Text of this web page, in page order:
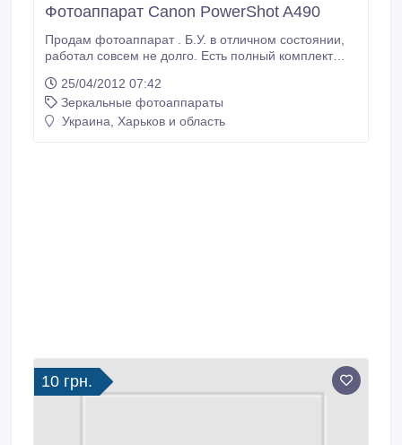
Фотоаппарат Canon PowerShot A490
Продам фотоаппарат . Б.У. в отличном состоянии,
работал совсем не долго. Есть полный комплект
Количество Мп 10 Размер матрицы 1/2, 3"
Максимальное разрешение 3648x2736 Другие хар-
ки экрана 2.5" 115000 пикс. Диапазон
25/04/2012 07:42
Зеркальные фотоаппараты
Украина, Харьков и область
10 грн.